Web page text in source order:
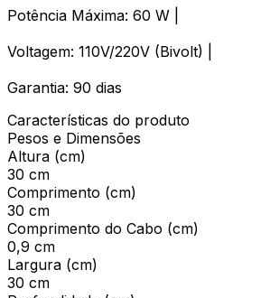
Potência Máxima: 60 W |
Voltagem: 110V/220V (Bivolt) |
Garantia: 90 dias
Características do produto
Pesos e Dimensões
Altura (cm)
30 cm
Comprimento (cm)
30 cm
Comprimento do Cabo (cm)
0,9 cm
Largura (cm)
30 cm